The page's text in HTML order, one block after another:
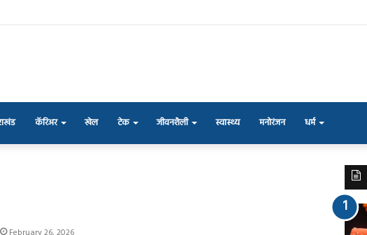
कॅरिअर खेल टेक जीवनशैली स्वास्थ्य मनोरंजन धर्म